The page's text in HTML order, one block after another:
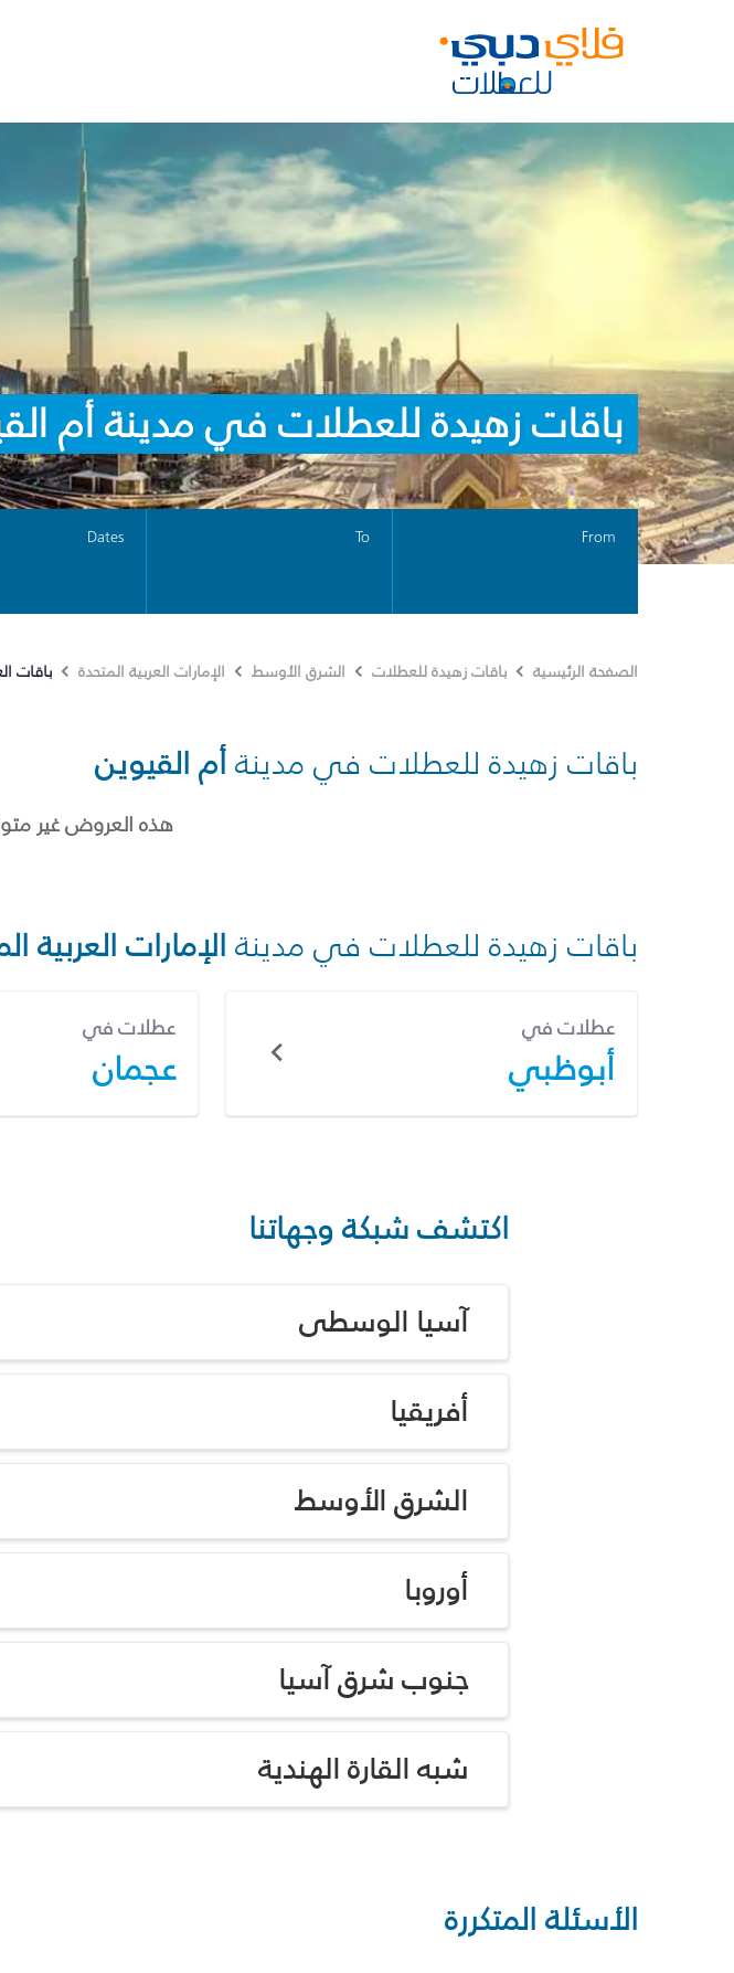
باقات زهيدة للعطلات في مدينة أم
From
To
Dates
الصفحة الرئيسية باقات زهيدة للعطلات الشرق الأوسط الإمارات العربية المتحدة باقات
باقات زهيدة للعطلات في مدينةأم القيوين
هذه العروض غير
باقات زهيدة للعطلات في مدينة الإمارات العربية
عطلات في
أبوظبي
عطلات في
عجمان
اكتشف شبكة وجهاتنا
آسيا الوسطى
أفريقيا
الشرق الأوسط
أوروبا
جنوب شرق آسيا
شبه القارة الهندية
الأسئلة المتكررة